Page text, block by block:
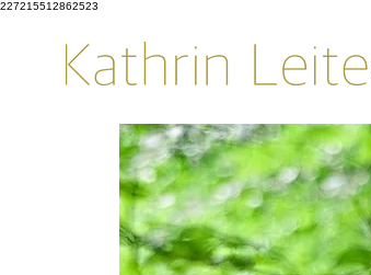
227215512862523